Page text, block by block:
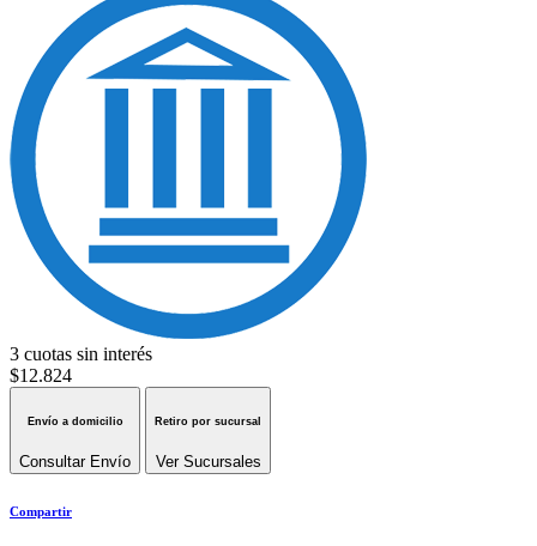
3 cuotas sin interés
$12.824
Envío a domicilio
Consultar Envío
Retiro por sucursal
Ver Sucursales
Compartir